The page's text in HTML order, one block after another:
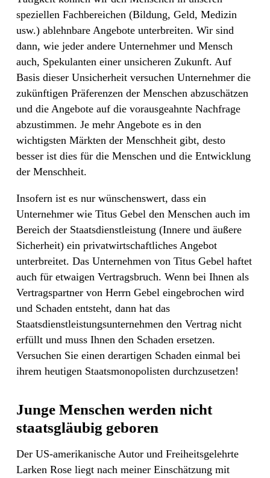
speziellen Fachbereichen (Bildung, Geld, Medizin
usw.) ablehnbare Angebote unterbreiten. Wir sind
dann, wie jeder andere Unternehmer und Mensch
auch, Spekulanten einer unsicheren Zukunft. Auf
Basis dieser Unsicherheit versuchen Unternehmer die
zukünftigen Präferenzen der Menschen abzuschätzen
und die Angebote auf die vorausgeahnte Nachfrage
abzustimmen. Je mehr Angebote es in den
wichtigsten Märkten der Menschheit gibt, desto
besser ist dies für die Menschen und die Entwicklung
der Menschheit.
Insofern ist es nur wünschenswert, dass ein
Unternehmer wie Titus Gebel den Menschen auch im
Bereich der Staatsdienstleistung (Innere und äußere
Sicherheit) ein privatwirtschaftliches Angebot
unterbreitet. Das Unternehmen von Titus Gebel haftet
auch für etwaigen Vertragsbruch. Wenn bei Ihnen als
Vertragspartner von Herrn Gebel eingebrochen wird
und Schaden entsteht, dann hat das
Staatsdienstleistungsunternehmen den Vertrag nicht
erfüllt und muss Ihnen den Schaden ersetzen.
Versuchen Sie einen derartigen Schaden einmal bei
ihrem heutigen Staatsmonopolisten durchzusetzen!
Junge Menschen werden nicht
staatsgläubig geboren
Der US-amerikanische Autor und Freiheitsgelehrte
Larken Rose liegt nach meiner Einschätzung mit